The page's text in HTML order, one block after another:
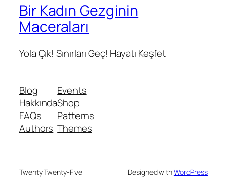
Bir Kadın Gezginin
Maceraları
Yola Çık! Sınırları Geç! Hayatı Keşfet
Blog
Hakkında
FAQs
Authors
Events
Shop
Patterns
Themes
Twenty Twenty-Five Designed withWordPress